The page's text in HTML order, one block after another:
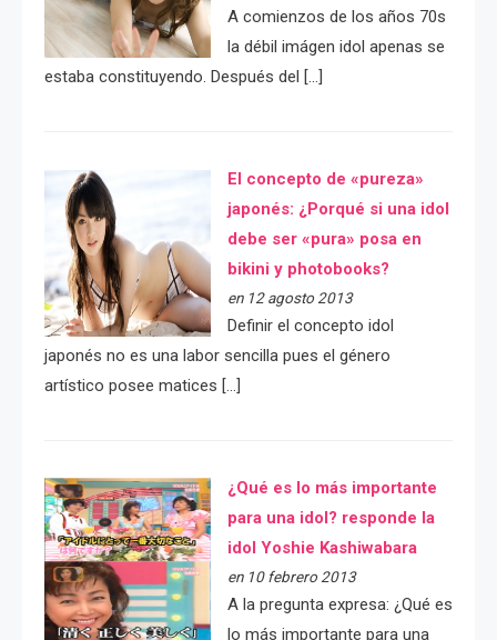
A comienzos de los años 70s
la débil imágen idol apenas se
estaba constituyendo. Después del […]
El concepto de «pureza»
japonés: ¿Porqué si una idol
debe ser «pura» posa en
bikini y photobooks?
en 12 agosto 2013
Definir el concepto idol
japonés no es una labor sencilla pues el género
artístico posee matices […]
¿Qué es lo más importante
para una idol? responde la
idol Yoshie Kashiwabara
en 10 febrero 2013
A la pregunta expresa: ¿Qué es
lo más importante para una